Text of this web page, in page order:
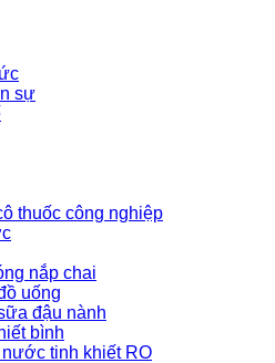
sự
thuốc công nghiệp
nắp chai
uống
đậu nành
bình
tinh khiết RO